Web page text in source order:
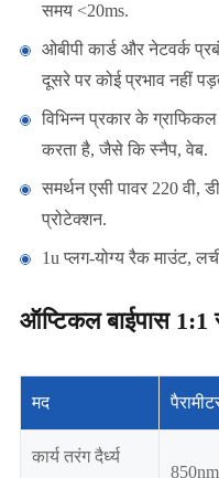
समय <20ms.
ओबीपी कार्ड और नेटवर्क
दूसरे पर कोई प्रभाव नहीं
विभिन्न प्रकार के
करता है, जैसे कि स्नैप, वेब.
समर्थन एसी पावर 220 वी,
प्रोटेक्शन.
1u प्लग-योग्य रैक माउंट,
ऑप्टिकल बाईपास 1:1
मद
कार्य तरंग दैर्ध्य